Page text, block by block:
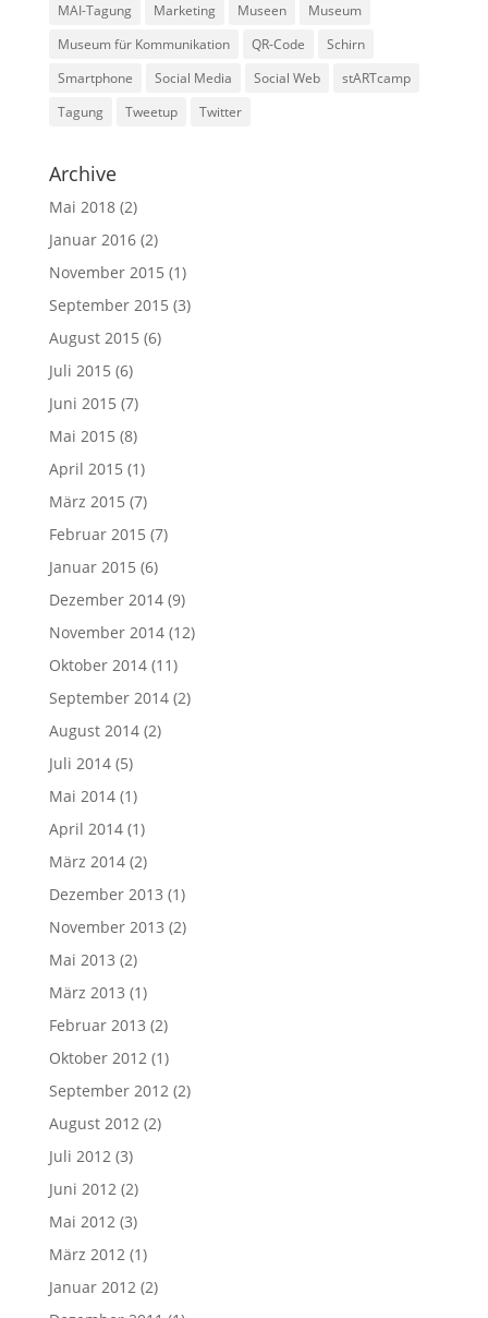
MAI-Tagung
Marketing Museen
Museum
Museum für Kommunikation
QR-Code
Schirn
Smartphone
Social Media Social Web
stARTcamp
Tagung
Tweetup Twitter
Archive
Mai 2018(2)
Januar 2016(2)
November 2015 (1)
September 2015 (3)
August 2015 (6)
Juli 2015 (6)
Juni 2015 (7)
Mai 2015 (8)
April 2015 (1)
März 2015 (7)
Februar 2015 (7)
Januar 2015 (6)
Dezember 2014(9)
November 2014(12)
Oktober 2014(11)
September 2014(2)
August 2014(2)
Juli 2014(5)
Mai 2014(1)
April 2014(1)
März 2014(2)
Dezember 2013 (1)
November 2013 (2)
Mai 2013 (2)
März 2013 (1)
Februar 2013 (2)
Oktober 2012(1)
September 2012(2)
August 2012(2)
Juli 2012(3)
Juni 2012(2)
Mai 2012(3)
März 2012(1)
Januar 2012(2)